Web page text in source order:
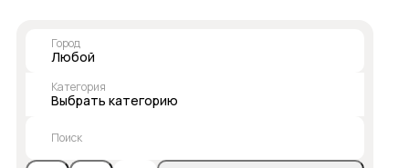
Город
Любой
Категория
Выбрать категорию
Поиск